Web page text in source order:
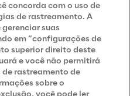
concorda com o uso de
de rastreamento. A
suas
em “configurações de
superior direito deste
e você não permitirá
de rastreamento de
sobre o